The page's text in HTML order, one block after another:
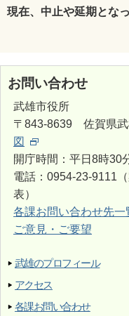
現在、中止や延期とな
お問い合わせ
武雄市役所
〒843-8639 佐賀県武
図
開庁時間：平日8時30
電話：0954-23-9111
表）
各課お問い合わせ先一
ご意見・ご要望
武雄のプロフィール
アクセス
各課お問い合わせ